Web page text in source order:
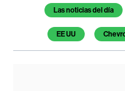
Temas de este artículo
Las noticias del día
EE UU